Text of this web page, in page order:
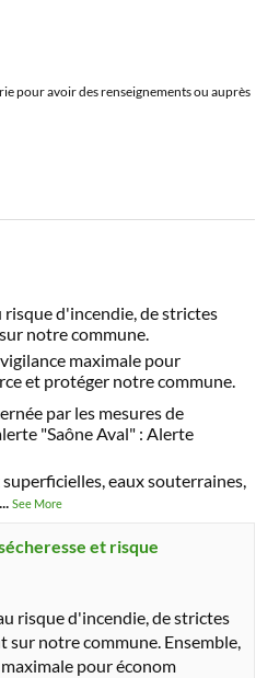
pour avoir des renseignements ou auprès
risque d'incendie, de strictes
notre commune.
maximale pour
et protéger notre commune.
par les mesures de
"Saône Aval" : Alerte
eaux souterraines,
...See More
et risque
risque d'incendie, de strictes
notre commune. Ensemble,
pour économ